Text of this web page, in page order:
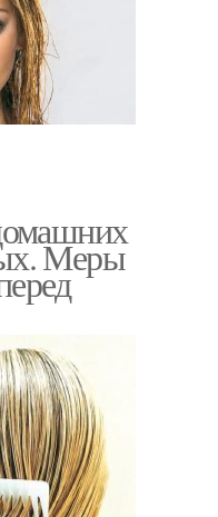
Меры